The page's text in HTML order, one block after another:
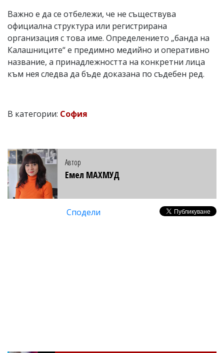
Важно е да се отбележи, че не съществува
официална структура или регистрирана
организация с това име. Определението „банда на
Калашниците“ е предимно медийно и оперативно
название, а принадлежността на конкретни лица
към нея следва да бъде доказана по съдебен ред.
В категории: София
Автор
Емел МАХМУД
Сподели